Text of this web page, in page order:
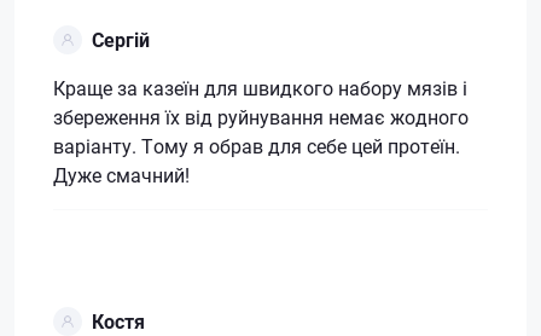
Сергій
Краще за казеїн для швидкого набору мязів і
збереження їх від руйнування немає жодного
варіанту. Тому я обрав для себе цей протеїн.
Дуже смачний!
Костя